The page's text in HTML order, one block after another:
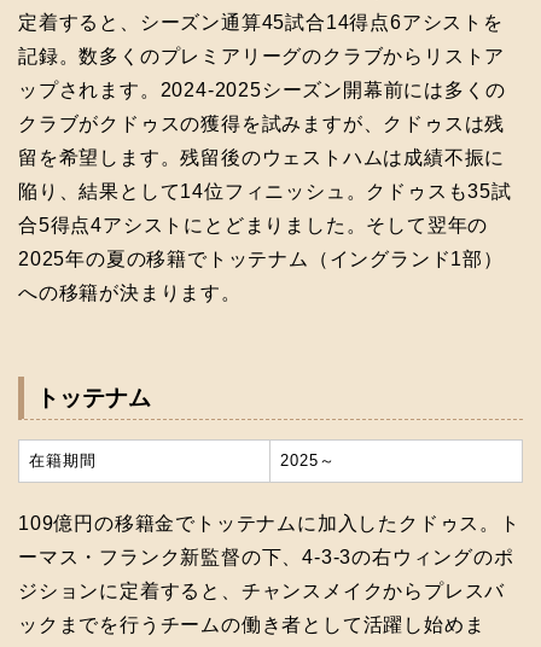
定着すると、シーズン通算45試合14得点6アシストを
記録。数多くのプレミアリーグのクラブからリストア
ップされます。2024-2025シーズン開幕前には多くの
クラブがクドゥスの獲得を試みますが、クドゥスは残
留を希望します。残留後のウェストハムは成績不振に
陥り、結果として14位フィニッシュ。クドゥスも35試
合5得点4アシストにとどまりました。そして翌年の
2025年の夏の移籍でトッテナム（イングランド1部）
への移籍が決まります。
トッテナム
在籍期間 2025～
109億円の移籍金でトッテナムに加入したクドゥス。ト
ーマス・フランク新監督の下、4-3-3の右ウィングのポ
ジションに定着すると、チャンスメイクからプレスバ
ックまでを行うチームの働き者として活躍し始めま